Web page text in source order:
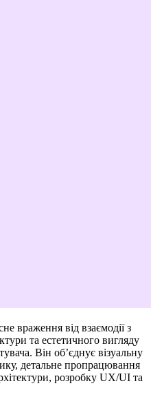
враження від взаємодії з
та естетичного вигляду
Він об’єднує візуальну
детальне пропрацювання
розробку UX/UI та